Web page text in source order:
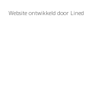
Website ontwikkeld door Lined